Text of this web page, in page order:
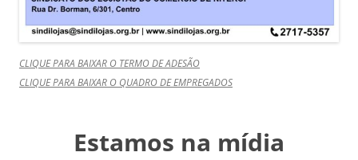
CLIQUE PARA BAIXAR O TERMO DE ADESÃO
CLIQUE PARA BAIXAR O QUADRO DE EMPREGADOS
Estamos na mídia